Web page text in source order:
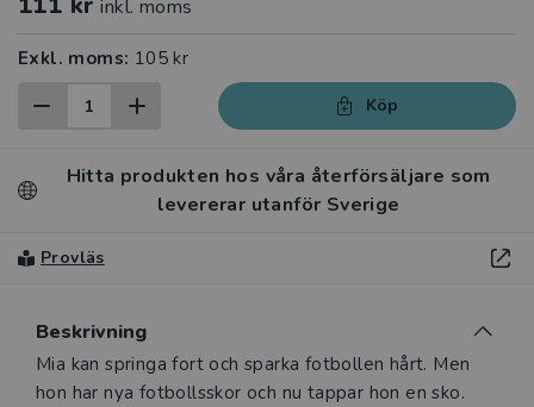
inkl. moms
Exkl. moms: 105 kr
Köp
Hitta produkten hos våra återförsäljare som
levererar utanför Sverige
Provläs
Beskrivning
Beskrivning
Mia kan springa fort och sparka fotbollen hårt. Men
hon har nya fotbollsskor och nu tappar hon en sko.